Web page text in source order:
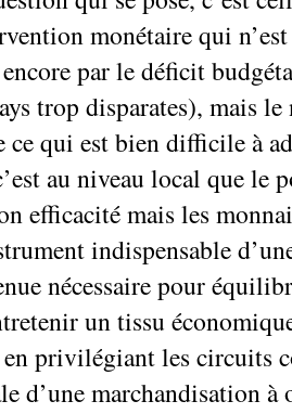
monétaire qui
par le déficit
trop disparates), mais
ce qui est bien difficile à
au niveau local que le
efficacité mais les
indispensable
nécessaire pour
un tissu
privilégiant les circuits
d’une marchandisation à